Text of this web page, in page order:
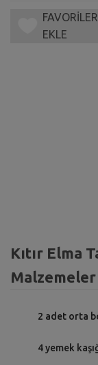
EKLE
Kıtır Elma
Malzemeler
2 adet orta
4 yemek